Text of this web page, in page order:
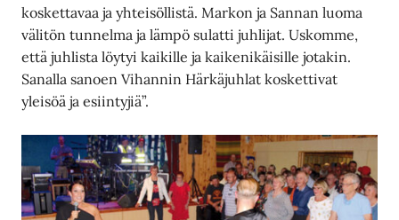
koskettavaa ja yhteisöllistä. Markon ja Sannan luoma
välitön tunnelma ja lämpö sulatti juhlijat. Uskomme,
että juhlista löytyi kaikille ja kaikenikäisille jotakin.
Sanalla sanoen Vihannin Härkäjuhlat koskettivat
yleisöä ja esiintyjiä”.